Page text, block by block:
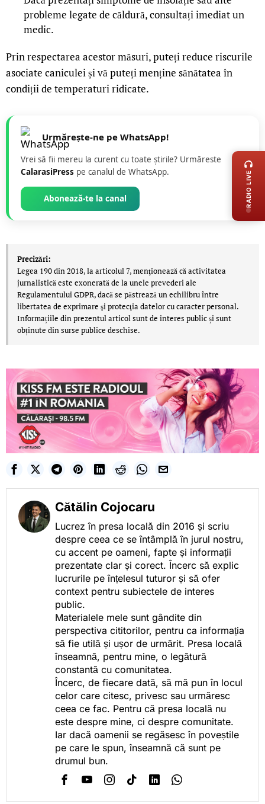
probleme legate de căldură, consultați imediat un
medic.
Prin respectarea acestor măsuri, puteți reduce riscurile
asociate caniculei și vă puteți menține sănătatea în
condiții de temperaturi ridicate.
Urmărește-ne pe WhatsApp!
Vrei să fii mereu la curent cu toate știrile? Urmăreste
CalarasiPress pe canalul de WhatsApp.
Abonează-te la canal
Precizări:
Legea 190 din 2018, la articolul 7, menţionează că activitatea
jurnalistică este exonerată de la unele prevederi ale
Regulamentului GDPR, dacă se păstrează un echilibru între
libertatea de exprimare şi protecţia datelor cu caracter personal.
Informațiile din prezentul articol sunt de interes public și sunt
obținute din surse publice deschise.
Cătălin Cojocaru
Lucrez în presa locală din 2016 și scriu
despre ceea ce se întâmplă în jurul nostru,
cu accent pe oameni, fapte și informații
prezentate clar și corect. Încerc să explic
lucrurile pe înțelesul tuturor și să ofer
context pentru subiectele de interes
public.
Materialele mele sunt gândite din
perspectiva cititorilor, pentru ca informația
să fie utilă și ușor de urmărit. Presa locală
înseamnă, pentru mine, o legătură
constantă cu comunitatea.
Încerc, de fiecare dată, să mă pun în locul
celor care citesc, privesc sau urmăresc
ceea ce fac. Pentru că presa locală nu
este despre mine, ci despre comunitate.
Iar dacă oamenii se regăsesc în poveștile
pe care le spun, înseamnă că sunt pe
drumul bun.
RADIO LIVE